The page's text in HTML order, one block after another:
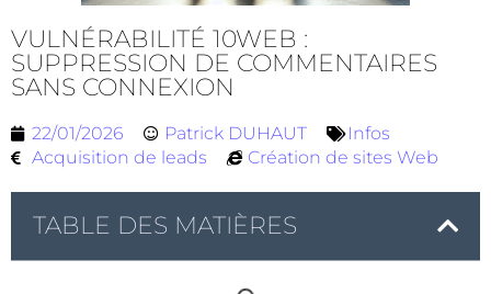
VULNÉRABILITÉ 10WEB :
SUPPRESSION DE COMMENTAIRES
SANS CONNEXION
22/01/2026 Patrick DUHAUT
Infos
Acquisition de leads
Création de sites Web
TABLE DES MATIÈRES